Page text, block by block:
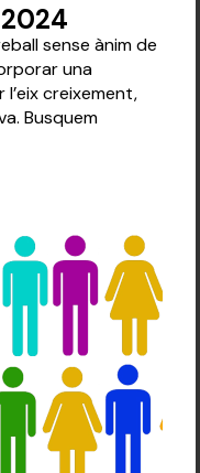
2024
sense ànim de
una
creixement,
Busquem